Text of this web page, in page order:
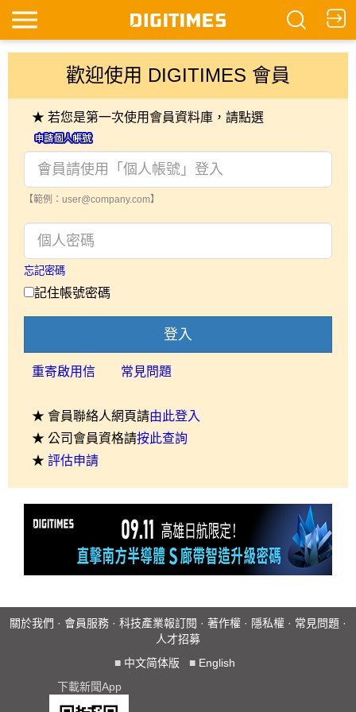
歡迎使用 DIGITIMES 會員
★ 若您是第一次使用會員資料庫，請點選
【範例：user@company.com】
忘記密碼
記住帳號密碼
登入
重寄啟用信 常見問題
★ 會員聯絡人網頁請由此登入
★ 公司會員資格請按此查詢
★ 評估申請
關於我們 · 會員服務 · 科技產業報訂閱 · 著作權 · 隱私權 · 常見問題 ·
人才招募
■ 中文简体版 ■ English
下載新聞App